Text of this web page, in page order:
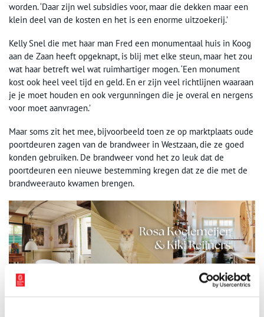
worden. ‘Daar zijn wel subsidies voor, maar die dekken maar een
klein deel van de kosten en het is een enorme uitzoekerij.’
Kelly Snel die met haar man Fred een monumentaal huis in Koog
aan de Zaan heeft opgeknapt, is blij met elke steun, maar het zou
wat haar betreft wel wat ruimhartiger mogen. ‘Een monument
kost ook heel veel tijd en geld. En er zijn veel richtlijnen waaraan
je je moet houden en ook vergunningen die je overal en nergens
voor moet aanvragen.’
Maar soms zit het mee, bijvoorbeeld toen ze op marktplaats oude
poortdeuren zagen van de brandweer in Westzaan, die ze goed
konden gebruiken. De brandweer vond het zo leuk dat de
poortdeuren een nieuwe bestemming kregen dat ze die met de
brandweerauto kwamen brengen.